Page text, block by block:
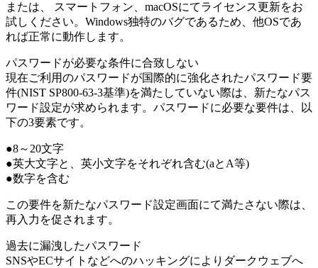
または、 スマートフォン、macOSにてライセンス更新をお
試しください。Windows独特のバグであるため、他OSであ
れば正常に動作します。
パスワードが必要な条件に合致しない
現在ご利用のパスワードが国際的に強化されたパスワード要
件(NIST SP800-63-3基準)を満たしていない際は、新たなパス
ワード設定が求められます。パスワードに必要な要件は、以
下の3要素です。
●8～20文字
●英大文字と、英小文字をそれぞれ含む(aとA等)
●数字を含む
この要件を新たなパスワード設定画面にて満たさない際は、
再入力を促されます。
過去に漏洩したパスワード
SNSやECサイトなどへのハッキングによりダークウェブへ